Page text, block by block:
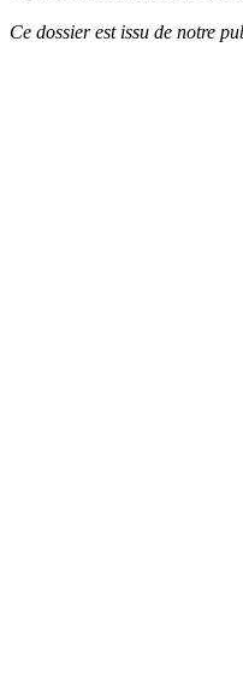
Ce dossier est issu de notre